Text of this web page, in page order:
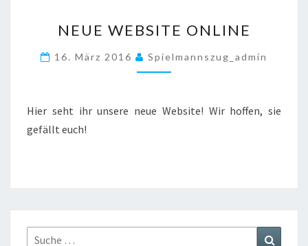
WEBSITE
ONLINE
NEUE WEBSITE ONLINE
16. März 2016 Spielmannszug_admin
Hier seht ihr unsere neue Website! Wir hoffen, sie
gefällt euch!
Suche